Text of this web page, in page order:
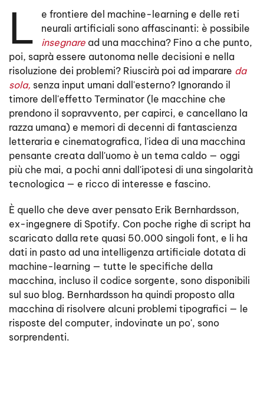
L
e frontiere del machine-learning e delle reti
neurali artificiali sono affascinanti: è possibile
insegnare ad una macchina? Fino a che punto,
poi, saprà essere autonoma nelle decisioni e nella
risoluzione dei problemi? Riuscirà poi ad imparare da
sola, senza input umani dall'esterno? Ignorando il
timore dell'effetto Terminator (le macchine che
prendono il sopravvento, per capirci, e cancellano la
razza umana) e memori di decenni di fantascienza
letteraria e cinematografica, l'idea di una macchina
pensante creata dall'uomo è un tema caldo — oggi
più che mai, a pochi anni dall'ipotesi di una singolarità
tecnologica — e ricco di interesse e fascino.
È quello che deve aver pensato Erik Bernhardsson,
ex-ingegnere di Spotify. Con poche righe di script ha
scaricato dalla rete quasi 50.000 singoli font, e li ha
dati in pasto ad una intelligenza artificiale dotata di
machine-learning — tutte le specifiche della
macchina, incluso il codice sorgente, sono disponibili
sul suo blog. Bernhardsson ha quindi proposto alla
macchina di risolvere alcuni problemi tipografici — le
risposte del computer, indovinate un po', sono
sorprendenti.